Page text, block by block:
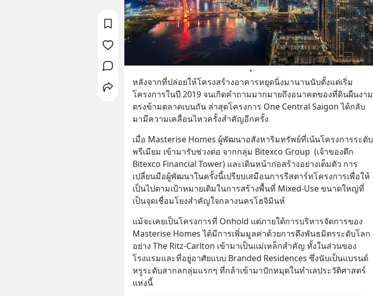
หลังจากที่ปล่อยให้โครงสร้างอาคารหยุดนิ่งมานานนับตั้งแต่เริ่ม
โครงการในปี 2019 จนเกิดคำถามมากมายถึงอนาคตของที่ดินผืนงาม
ตรงข้ามตลาดเบนถัน ล่าสุดโครงการ One Central Saigon ได้กลับ
มามีความเคลื่อนไหวครั้งสำคัญอีกครั้ง
เมื่อ Masterise Homes ผู้พัฒนาอสังหาริมทรัพย์ที่เน้นโครงการระดับ
พรีเมียม เข้ามารับช่วงต่อ จากกลุ่ม Bitexco Group  (เจ้าของตึก
Bitexco Financial Tower) และเดินหน้าก่อสร้างอย่างเต็มตัว การ
เปลี่ยนมือผู้พัฒนาในครั้งนี้เปรียบเสมือนการรีสตาร์ทโครงการเพื่อให้
เป็นไปตามเป้าหมายเดิมในการสร้างพื้นที่ Mixed-Use ขนาดใหญ่ที่
เป็นจุดเชื่อมโยงสำคัญใจกลางนครโฮจิมินห์
แม้จะเคยเป็นโครงการที่ Onhold แต่ภายใต้การบริหารจัดการของ
Masterise Homes ได้มีการเพิ่มมูลค่าด้วยการดึงพันธมิตรระดับโลก
อย่าง The Ritz-Carlton เข้ามาเป็นแม่เหล็กสำคัญ ทั้งในส่วนของ
โรงแรมและที่อยู่อาศัยแบบ Branded Residences ซึ่งนับเป็นแบรนด์
หรูระดับสากลกลุ่มแรกๆ ที่กล้าเข้ามาปักหมุดในทำเลประวัติศาสตร์
แห่งนี้